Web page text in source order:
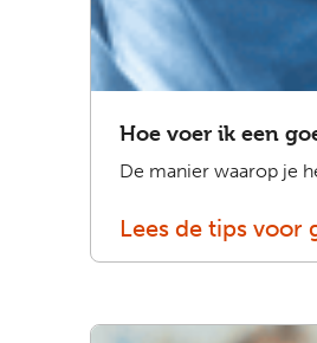
Hoe voer ik een
De manier waarop je
Lees de tips voor